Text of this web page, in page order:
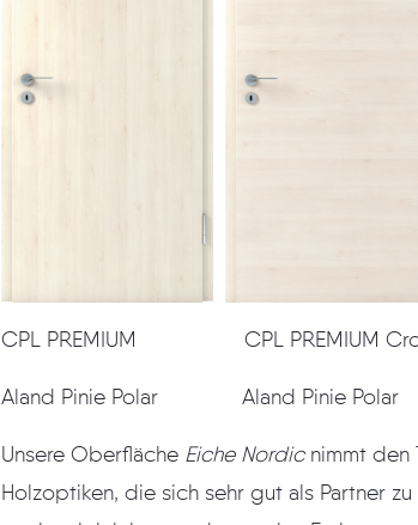
CPL PREMIUM CPL PREMIUM
Aland Pinie Polar Aland Pinie Polar
Unsere Oberfläche Eiche Nordicnimmt den Trend des
Holzoptiken, die sich sehr gut als Partner zu nordischen Hölzern wie Fichte oder Kiefer machen,